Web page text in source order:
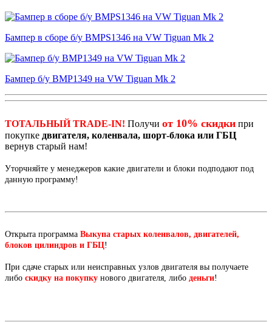
Бампер в сборе б/у BMPS1346 на VW Tiguan Mk 2
Бампер б/у BMP1349 на VW Tiguan Mk 2
ТОТАЛЬНЫЙ TRADE-IN! Получи от 10% скидки при
покупке двигателя, коленвала, шорт-блока или ГБЦ
вернув старый нам!
Уторчняйте у менеджеров какие двигатели и блоки подподают под
данную программу!
Открыта программа Выкупа старых коленвалов, двигателей,
блоков цилиндров и ГБЦ!
При сдаче старых или неисправных узлов двигателя вы получаете
либо скидку на покупку нового двигателя, либо деньги!